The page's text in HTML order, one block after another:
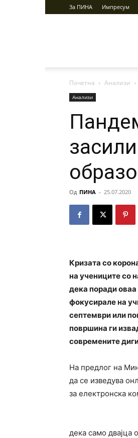
За ПИНА Импресум
Почетна Анализи
Анализи
Од ПИНА - 25.07.2020
Кризата со
на учениците со
дека поради оваа
фокусирале на
септември или
површина ги
современите
На предлог на
да се изведува
за електронска
дека само двајца